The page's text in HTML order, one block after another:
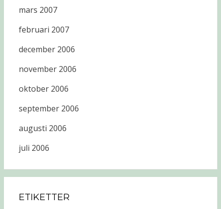
mars 2007
februari 2007
december 2006
november 2006
oktober 2006
september 2006
augusti 2006
juli 2006
ETIKETTER